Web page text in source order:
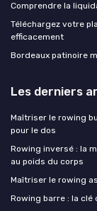
Comprendre la
Téléchargez votre
efficacement
Bordeaux patinoire
Les derniers
Maîtriser le rowing
pour le dos
Rowing inversé : la
au poids du corps
Maîtriser le rowing
Rowing barre : la clé